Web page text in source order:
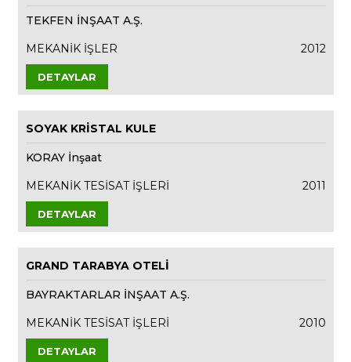
TEKFEN İNŞAAT A.Ş.
MEKANİK İŞLER
2012
DETAYLAR
SOYAK KRİSTAL KULE
KORAY İnşaat
MEKANİK TESİSAT İŞLERİ
2011
DETAYLAR
GRAND TARABYA OTELİ
BAYRAKTARLAR İNŞAAT A.Ş.
MEKANİK TESİSAT İŞLERİ
2010
DETAYLAR